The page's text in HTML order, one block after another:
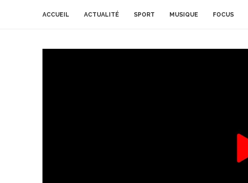
ACCUEIL ACTUALITÉ SPORT MUSIQUE FOCUS